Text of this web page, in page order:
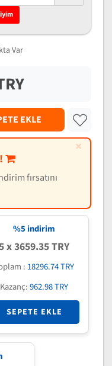
Var
EKLE
×
fırsatını
%5 indirim
x 3659.35 TRY
: 18296.74 TRY
Kazanç:962.98 TRY
SEPETE EKLE